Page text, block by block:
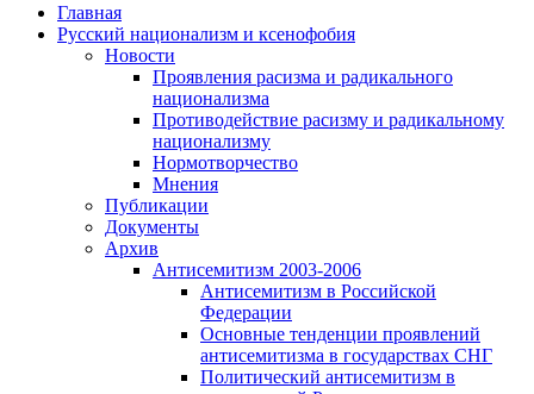
Главная
Русский национализм и ксенофобия
Новости
Проявления расизма и радикального
национализма
Противодействие расизму и радикальному
национализму
Нормотворчество
Мнения
Публикации
Документы
Архив
Антисемитизм 2003-2006
Антисемитизм в Российской
Федерации
Основные тенденции проявлений
антисемитизма в государствах СНГ
Политический антисемитизм в